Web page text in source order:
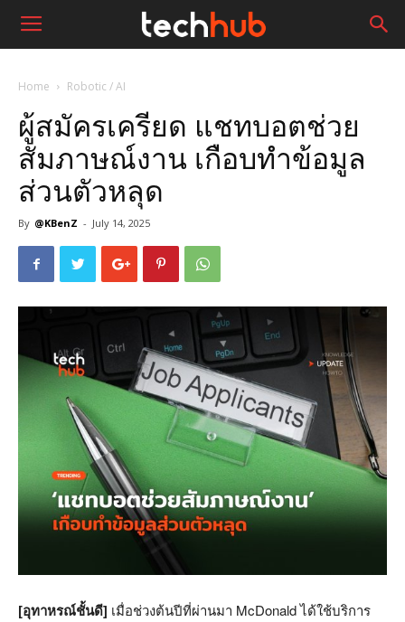
Home Robotic / AI
ผู้สมัครเครียด แชทบอตช่วย
สัมภาษณ์งาน เกือบทำข้อมูล
ส่วนตัวหลุด
By @KBenZ - July 14, 2025
[อุทาหรณ์ชั้นดี] เมื่อช่วงต้นปีที่ผ่านมา McDonald ได้ใช้บริการ